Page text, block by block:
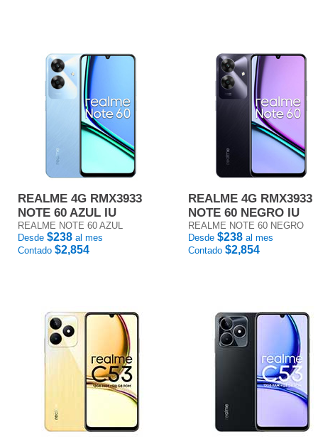
REALME 4G RMX3933
NOTE 60 AZUL IU
REALME NOTE 60 AZUL
Desde $238 al mes
Contado $2,854
REALME 4G RMX3933
NOTE 60 NEGRO IU
REALME NOTE 60 NEGRO
Desde $238 al mes
Contado $2,854